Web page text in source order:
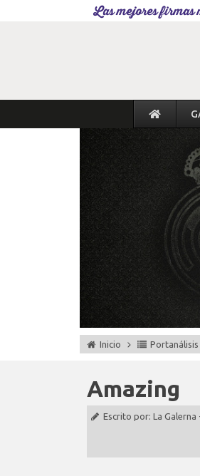
Las mejores firmas
Inicio Portanálisis
Amazing
Escrito por: La Galerna